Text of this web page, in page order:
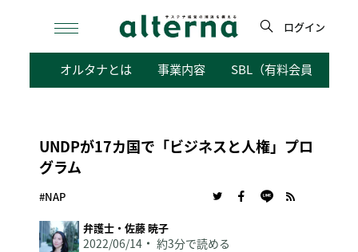
検
ログイン
オルタナとは 事業内容 SBL（有料会員向けサ
UNDPが17カ国で「ビジネスと人権」プロ
グラム
#NAP
弁護士・佐藤 暁子
2022/06/14 約3分で読める